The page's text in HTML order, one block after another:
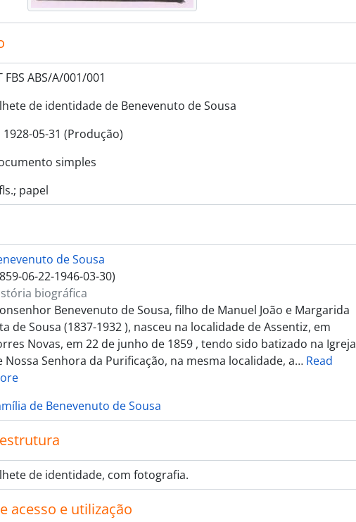
1904 - 1927
ilustrados, c. 1923
1909-1931
1881-03-10-1938-12-25
de terceiros, 1910-1940
de familiares, 1915 - 1958
FBS ABS/A/001/001
de identidade de Benevenuto de Sousa
1928-05-31 (Produção)
simples
papel
de Sousa
06-22-1946-03-30)
biográfica
Benevenuto de Sousa, filho de Manuel João e Margarida
de Sousa (1837-1932 ), nasceu na localidade de Assentiz, em
Novas, em 22 de junho de 1859 , tendo sido batizado na Igreja
Nossa Senhora da Purificação, na mesma localidade, a… Read
de Benevenuto de Sousa
de identidade, com fotografia.
acesso e utilização